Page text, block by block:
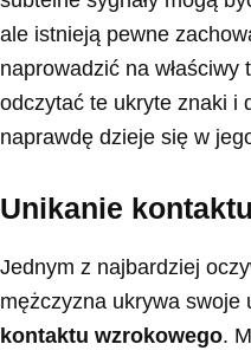
ale istnieją pewne
naprowadzić na właściwy
odczytać te ukryte znaki i
naprawdę dzieje się w
Unikanie
Jednym z najbardziej
mężczyzna ukrywa swoje
kontaktu wzrokowego.